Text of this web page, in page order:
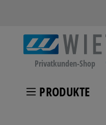
Privatkunden-Shop
PRODUKTE